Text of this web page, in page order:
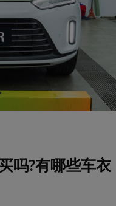
吗?有哪些车衣